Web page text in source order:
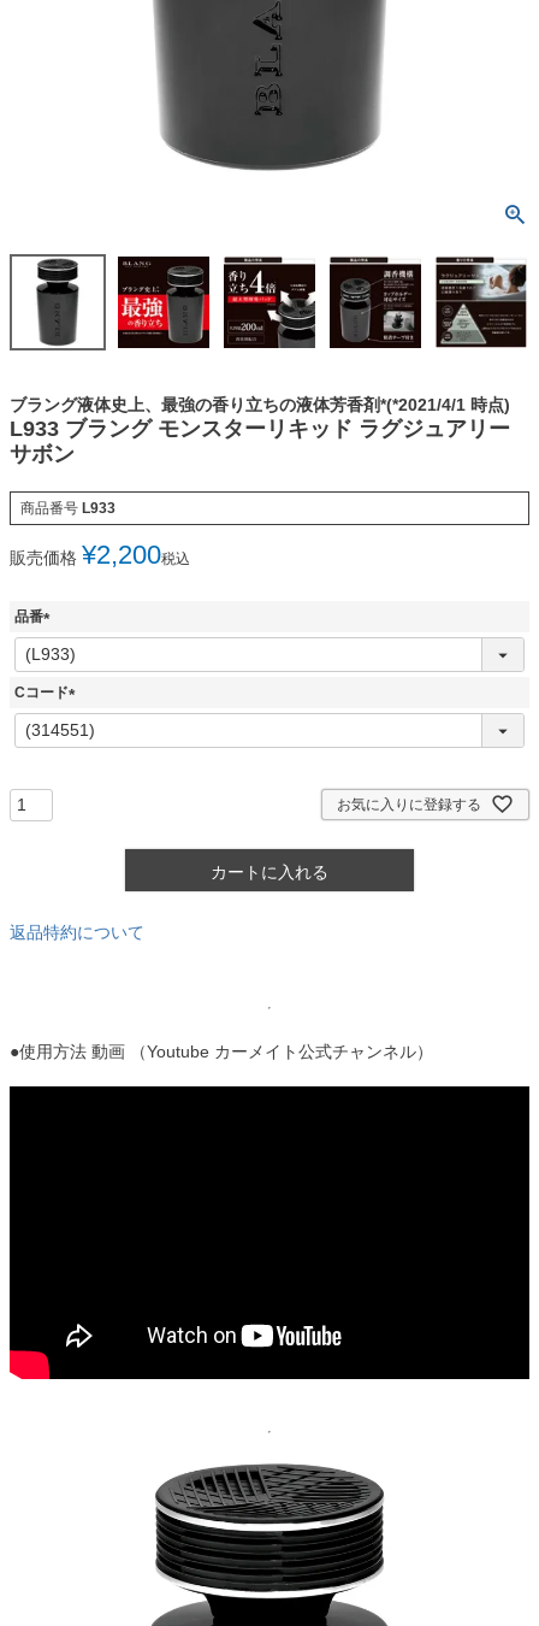
ブラング液体史上、最強の香り立ちの液体芳香剤*(*2021/4/1 時点)
L933 ブラング モンスターリキッド ラグジュアリー
サボン
商品番号 L933
販売価格 ¥2,200税込
品番
(
必
須
Cコード
(
必
お気に入りに登録する
カートに入れる
返品特約について
●使用方法 動画 （Youtube カーメイト公式チャンネル）